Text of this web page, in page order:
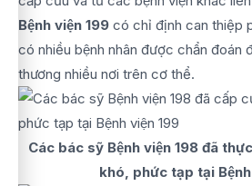
Bệnh viện 199 có chỉ định can thiệp
có nhiều bệnh nhân được chẩn đoán
thương nhiều nơi trên cơ thể.
Các bác sỹ Bệnh viện 198 đã
khó, phức tạp tại